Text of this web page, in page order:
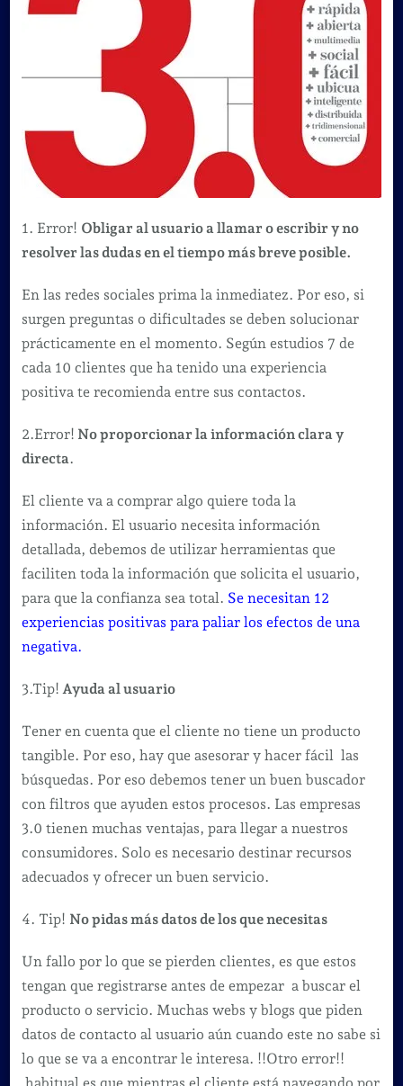
1. Error! Obligar al usuario a llamar o escribir y no
resolver las dudas en el tiempo más breve posible.
En las redes sociales prima la inmediatez. Por eso, si
surgen preguntas o dificultades se deben solucionar
prácticamente en el momento. Según estudios 7 de
cada 10 clientes que ha tenido una experiencia
positiva te recomienda entre sus contactos.
2.Error! No proporcionar la información clara y
directa.
El cliente va a comprar algo quiere toda la
información. El usuario necesita información
detallada, debemos de utilizar herramientas que
faciliten toda la información que solicita el usuario,
para que la confianza sea total. Se necesitan 12
experiencias positivas para paliar los efectos de una
negativa.
3.Tip! Ayuda al usuario
Tener en cuenta que el cliente no tiene un producto
tangible. Por eso, hay que asesorar y hacer fácil las
búsquedas. Por eso debemos tener un buen buscador
con filtros que ayuden estos procesos. Las empresas
3.0 tienen muchas ventajas, para llegar a nuestros
consumidores. Solo es necesario destinar recursos
adecuados y ofrecer un buen servicio.
4. Tip! No pidas más datos de los que necesitas
Un fallo por lo que se pierden clientes, es que estos
tengan que registrarse antes de empezar a buscar el
producto o servicio. Muchas webs y blogs que piden
datos de contacto al usuario aún cuando este no sabe si
lo que se va a encontrar le interesa. !!Otro error!!